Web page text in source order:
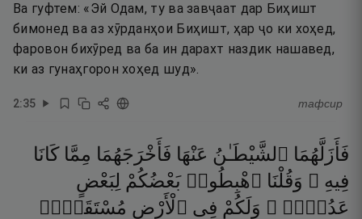
Ва гуфтем: «Эй Одам, ту ва завҷаат дар Биҳишт
бимонед ва аз хӯрданҳои Биҳишт, ҳар ҷо ки хоҳед,
фаровон бихӯред ва ба ин дарахт наздик нашавед,
ки аз гунаҳгорон хоҳед шуд».
2:35 тафсир
فَأَزَلَّهُمَا ٱلشَّيْطَـٰنُ عَنْهَا فَأَخْرَجَهُمَا مِمَّا كَانَا
فِيهِ ۖ وَقُلْنَا ٱهْبِطُوا۟ بَعْضُكُمْ لِبَعْضٍ
عَدُوٌّۭ ۖ وَلَكُمْ فِى ٱلْأَرْضِ مُسْتَقَرٌّۭ